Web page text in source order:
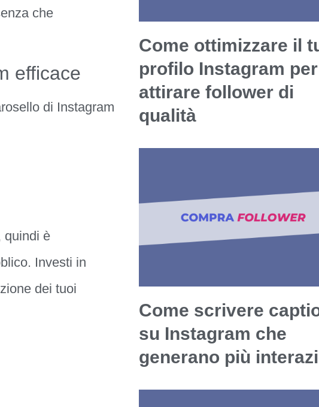
che
efficace
di Instagram
quindi è
Investi in
dei tuoi
Come ottimizzare il
profilo Instagram per
attirare follower di
qualità
Come scrivere
su Instagram che
generano più